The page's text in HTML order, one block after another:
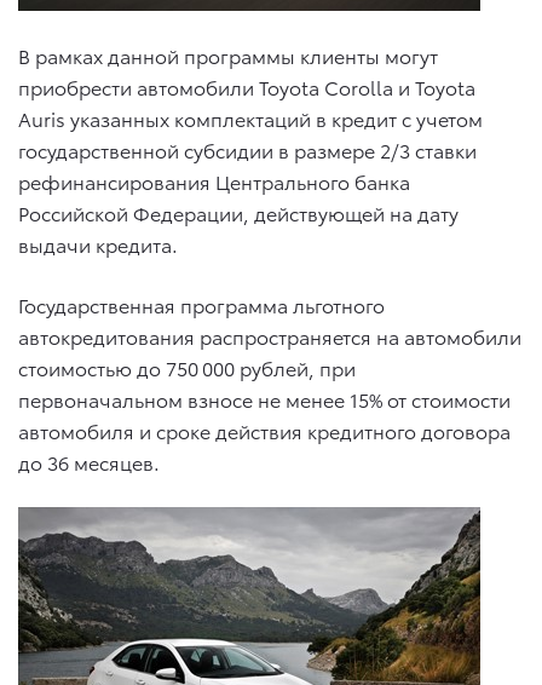
В рамках данной программы клиенты могут
приобрести автомобили Toyota Corolla и Toyota
Auris указанных комплектаций в кредит с учетом
государственной субсидии в размере 2/3 ставки
рефинансирования Центрального банка
Российской Федерации, действующей на дату
выдачи кредита.
Государственная программа льготного
автокредитования распространяется на автомобили
стоимостью до 750 000 рублей, при
первоначальном взносе не менее 15% от стоимости
автомобиля и сроке действия кредитного договора
до 36 месяцев.